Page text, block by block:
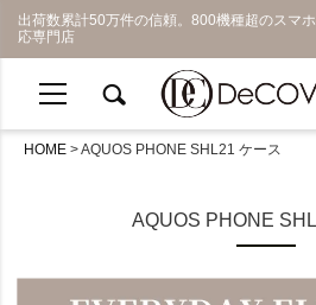
出荷数累計50万件の信頼。800機種超のスマ
応専門店
HOME AQUOS PHONE SHL21 ケース
AQUOS PHONE